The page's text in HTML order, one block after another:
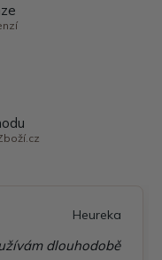
Heureka
dlouhodobě